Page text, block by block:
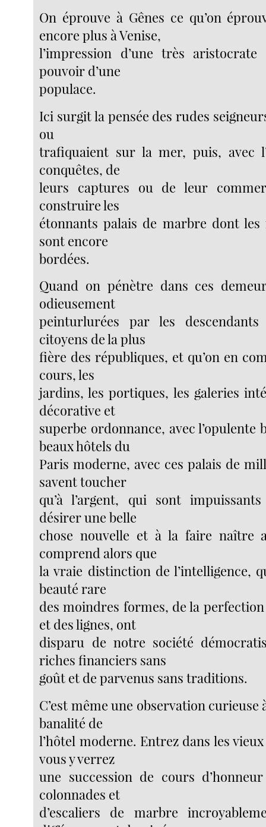
On éprouve à Gênes ce qu’on
encore plus à Venise,
l’impression d’une très
pouvoir d’une
populace.
Ici surgit la pensée des rudes
ou
trafiquaient sur la mer, puis, avec
conquêtes, de
leurs captures ou de leur
construire les
étonnants palais de marbre dont
sont encore
bordées.
Quand on pénètre dans ces
odieusement
peinturlurées par les
citoyens de la plus
fière des républiques, et qu’on en
cours, les
jardins, les portiques, les galeries
décorative et
superbe ordonnance, avec l’opulente
beaux hôtels du
Paris moderne, avec ces palais de
savent toucher
qu’à l’argent, qui sont
désirer une belle
chose nouvelle et à la faire naître
comprend alors que
la vraie distinction de l’intelligence,
beauté rare
des moindres formes, de la
et des lignes, ont
disparu de notre société
riches financiers sans
goût et de parvenus sans traditions.
C’est même une observation curieuse
banalité de
l’hôtel moderne. Entrez dans les
vous y verrez
une succession de cours
colonnades et
d’escaliers de marbre